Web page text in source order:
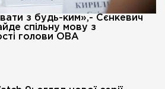
з будь-ким»,- Сєнкевич
спільну мову з
голови ОВА